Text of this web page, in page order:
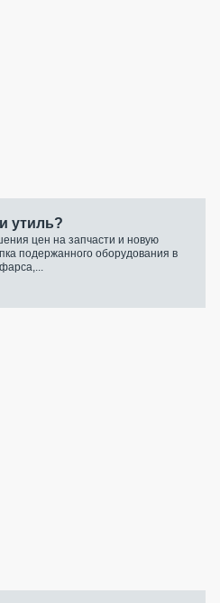
утиль?
цен на запчасти и новую
подержанного оборудования в